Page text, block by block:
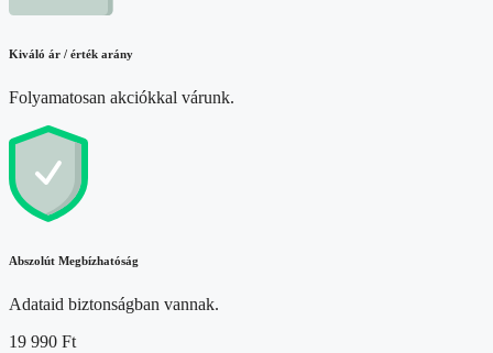
Kiváló ár / érték arány
Folyamatosan akciókkal várunk.
Abszolút Megbízhatóság
Adataid biztonságban vannak.
19 990 Ft